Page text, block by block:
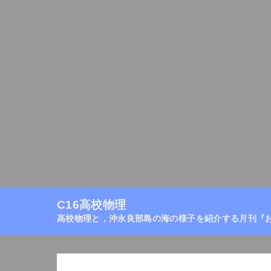
C16高校物理
高校物理と，沖永良部島の海の様子を紹介する月刊『